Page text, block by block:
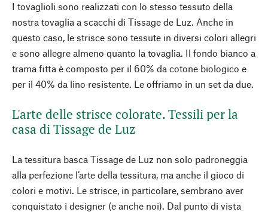
I tovaglioli sono realizzati con lo stesso tessuto della
nostra tovaglia a scacchi di Tissage de Luz. Anche in
questo caso, le strisce sono tessute in diversi colori allegri
e sono allegre almeno quanto la tovaglia. Il fondo bianco a
trama fitta è composto per il 60% da cotone biologico e
per il 40% da lino resistente. Le offriamo in un set da due.
L'arte delle strisce colorate. Tessili per la
casa di Tissage de Luz
La tessitura basca Tissage de Luz non solo padroneggia
alla perfezione l’arte della tessitura, ma anche il gioco di
colori e motivi. Le strisce, in particolare, sembrano aver
conquistato i designer (e anche noi). Dal punto di vista